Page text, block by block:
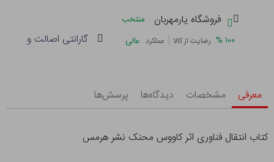
فروشگاه یارمهربان
منتخب
۱۰۰ % رضایت از کالا | عملکرد عالی گارانتی اصالت و
معرفی مشخصات دیدگاه‌ها پرسش‌ها
کتاب انتقال فناوری اثر کاووس محنک نشر هرمس